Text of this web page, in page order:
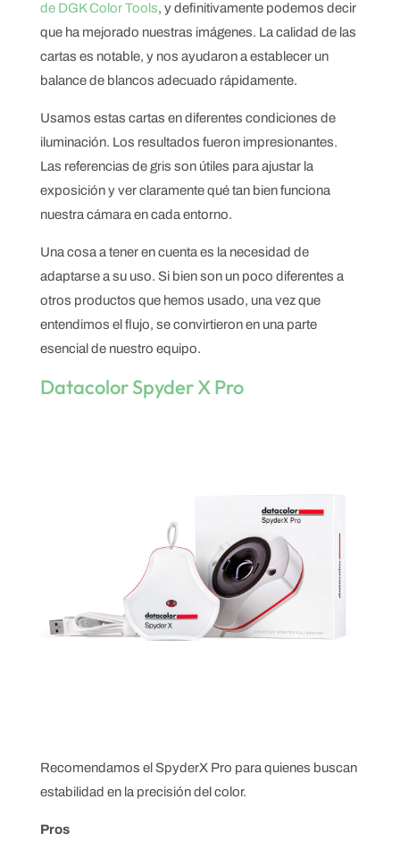
de DGK Color Tools, y definitivamente podemos decir
que ha mejorado nuestras imágenes. La calidad de las
cartas es notable, y nos ayudaron a establecer un
balance de blancos adecuado rápidamente.
Usamos estas cartas en diferentes condiciones de
iluminación. Los resultados fueron impresionantes.
Las referencias de gris son útiles para ajustar la
exposición y ver claramente qué tan bien funciona
nuestra cámara en cada entorno.
Una cosa a tener en cuenta es la necesidad de
adaptarse a su uso. Si bien son un poco diferentes a
otros productos que hemos usado, una vez que
entendimos el flujo, se convirtieron en una parte
esencial de nuestro equipo.
Datacolor Spyder X Pro
Recomendamos el SpyderX Pro para quienes buscan
estabilidad en la precisión del color.
Pros